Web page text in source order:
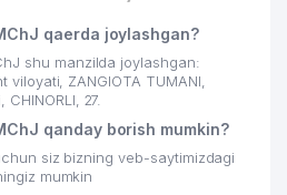
qaerda joylashgan?
shu manzilda joylashgan:
viloyati, ZANGIOTA TUMANI,
CHINORLI, 27.
qanday borish mumkin?
siz bizning veb-saytimizdagi
mumkin